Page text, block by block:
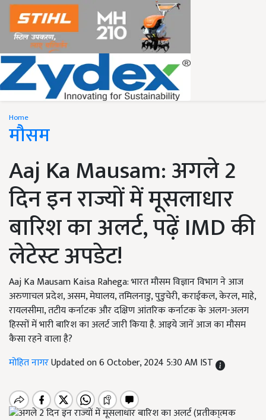
Home
मौसम
Aaj Ka Mausam: अगले 2
दिन इन राज्यों में मूसलाधार
बारिश का अलर्ट, पढ़ें IMD की
लेटेस्ट अपडेट!
Aaj Ka Mausam Kaisa Rahega: भारत मौसम विज्ञान विभाग ने आज
अरुणाचल प्रदेश, असम, मेघालय, तमिलनाडु, पुडुचेरी, कराईकल, केरल, माहे,
रायलसीमा, तटीय कर्नाटक और दक्षिण आंतरिक कर्नाटक के अलग-अलग
हिस्सों में भारी बारिश का अलर्ट जारी किया है. आइये जानें आज का मौसम
कैसा रहने वाला है?
मोहित नागरUpdated on 6 October, 2024 5:30 AM IST